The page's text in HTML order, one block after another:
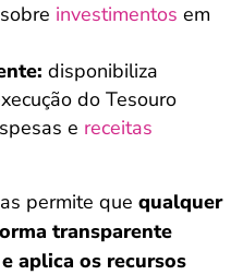
investimentos em
disponibiliza
do Tesouro
e receitas
permite que qualquer
transparente
aplica os recursos